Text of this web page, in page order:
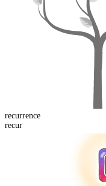
recurrence
recur